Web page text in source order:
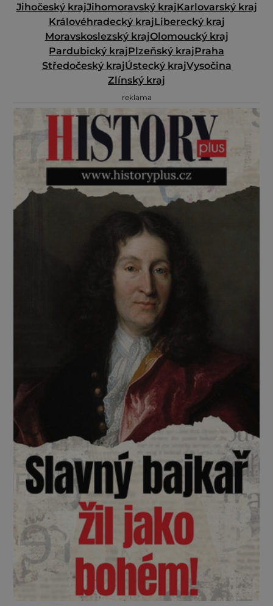
Jihočeský krajJihomoravský krajKarlovarský kraj
Královéhradecký krajLiberecký kraj
Moravskoslezský krajOlomoucký kraj
Pardubický krajPlzeňský krajPraha
Středočeský krajÚstecký krajVysočina
Zlínský kraj
reklama